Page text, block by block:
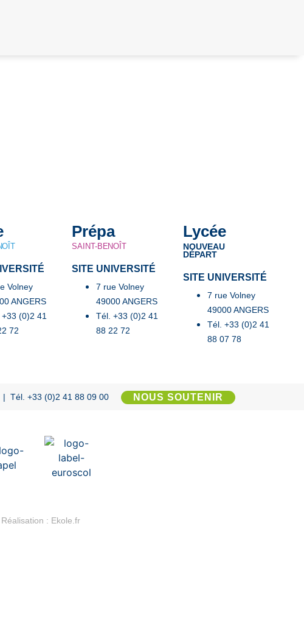
Volney
ANGERS
+33 (0)2 41
72
Prépa
SAINT-BENOÎT
SITE UNIVERSITÉ
7 rue Volney
49000 ANGERS
Tél. +33 (0)2 41
88 22 72
Lycée
NOUVEAU
DÉPART
SITE UNIVERSITÉ
7 rue Volney
49000 ANGERS
Tél. +33 (0)2 41
88 07 78
| Tél. +33 (0)2 41 88 09 00 NOUS SOUTENIR
Réalisation : Ekole.fr